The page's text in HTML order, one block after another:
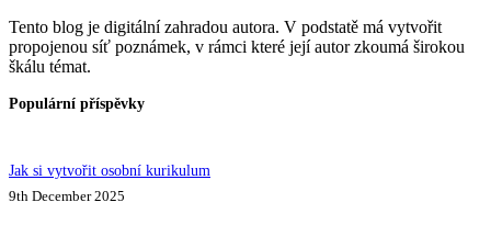
Tento blog je digitální zahradou autora. V podstatě má vytvořit
propojenou síť poznámek, v rámci které její autor zkoumá širokou
škálu témat.
Populární příspěvky
Jak si vytvořit osobní kurikulum
9th December 2025